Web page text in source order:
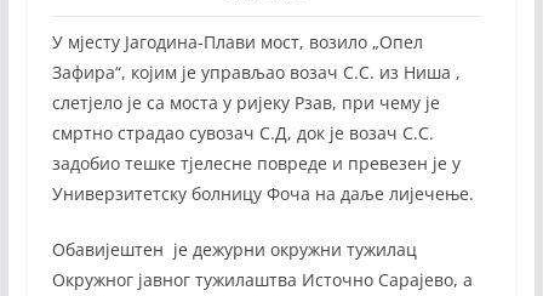
У мјесту Јагодина-Плави мост, возило „Опел
Зафира“, којим је управљао возач С.С. из Ниша ,
слетјело је са моста у ријеку Рзав, при чему је
смртно страдао сувозач С.Д, док је возач С.С.
задобио тешке тјелесне повреде и превезен је у
Универзитетску болницу Фоча на даље лијечење.
Обавијештен је дежурни окружни тужилац
Окружног јавног тужилаштва Источно Сарајево, а